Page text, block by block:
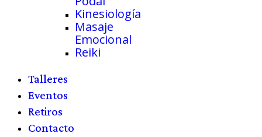
Kinesiología
Masaje
Emocional
Reiki
Talleres
Eventos
Retiros
Contacto